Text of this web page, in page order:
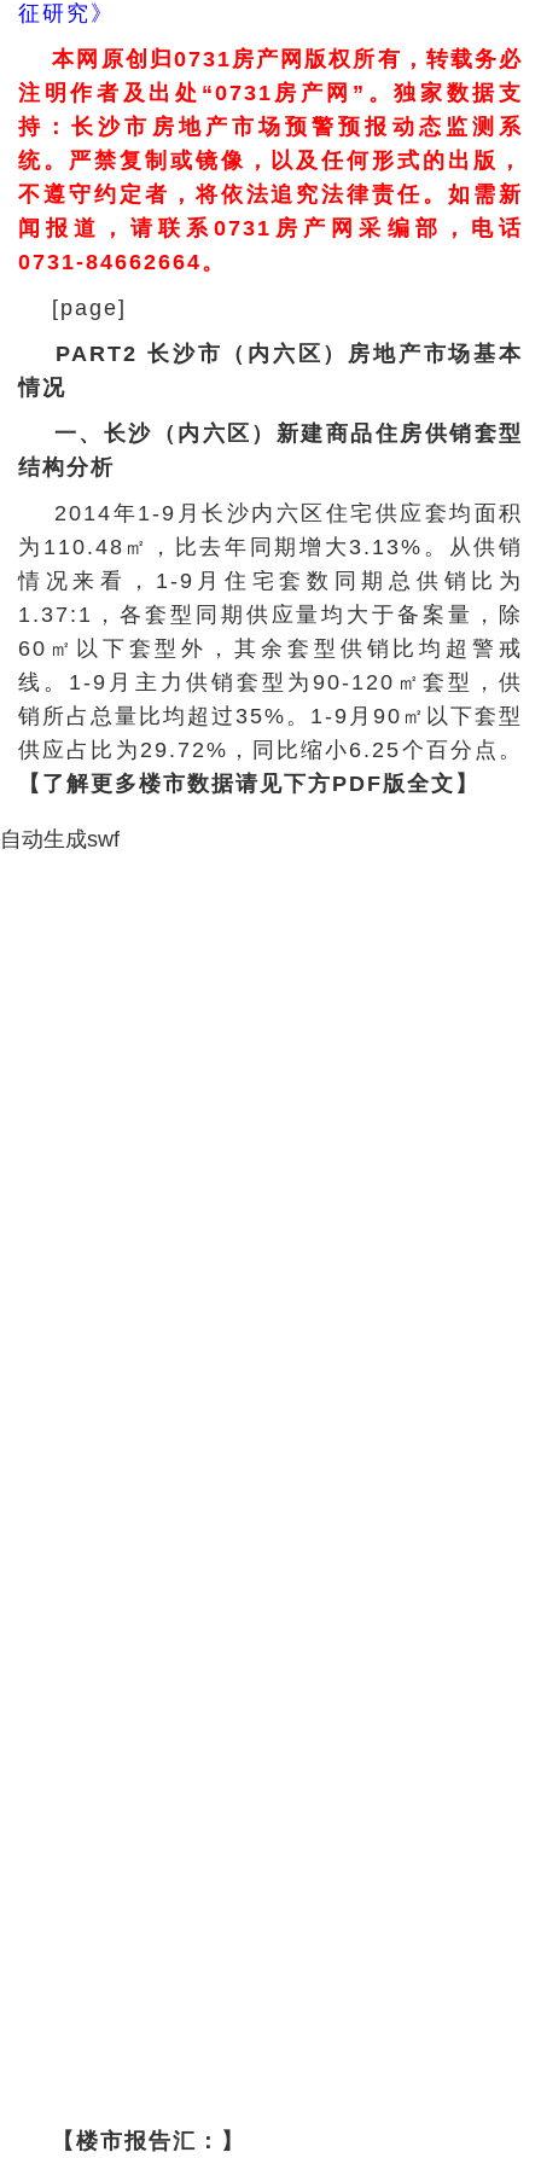
征研究》
本网原创归0731房产网版权所有，转载务必
注明作者及出处“0731房产网”。独家数据支
持：长沙市房地产市场预警预报动态监测系
统。严禁复制或镜像，以及任何形式的出版，
不遵守约定者，将依法追究法律责任。如需新
闻报道，请联系0731房产网采编部，电话
0731-84662664。
[page]
PART2 长沙市（内六区）房地产市场基本
情况
一、长沙（内六区）新建商品住房供销套型
结构分析
2014年1-9月长沙内六区住宅供应套均面积
为110.48㎡，比去年同期增大3.13%。从供销
情况来看，1-9月住宅套数同期总供销比为
1.37:1，各套型同期供应量均大于备案量，除
60㎡以下套型外，其余套型供销比均超警戒
线。1-9月主力供销套型为90-120㎡套型，供
销所占总量比均超过35%。1-9月90㎡以下套型
供应占比为29.72%，同比缩小6.25个百分点。
【了解更多楼市数据请见下方PDF版全文】
自动生成swf
【楼市报告汇：】